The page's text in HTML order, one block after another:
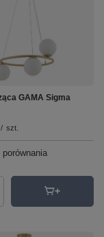
GAMA Sigma
/ szt.